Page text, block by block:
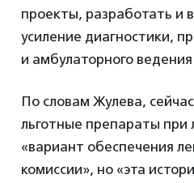
проекты, разработать и
усиление диагностики,
и амбулаторного
По словам Жулева,
льготные препараты
«вариант обеспечения
комиссии», но «эта